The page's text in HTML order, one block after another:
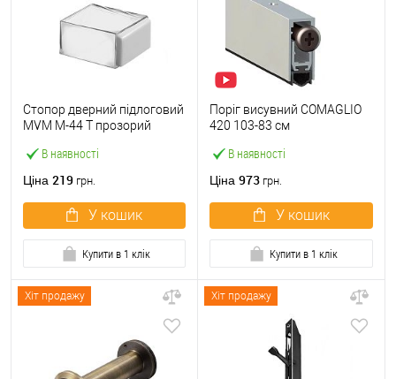
В наявності
Стопор дверний підлоговий
MVM M-44 T прозорий
Ціна 219 грн.
У кошик
Купити в 1 клік
В наявності
Поріг висувний COMAGLIO
420 103-83 см
Ціна 973 грн.
У кошик
Купити в 1 клік
Хіт продажу Хіт продажу